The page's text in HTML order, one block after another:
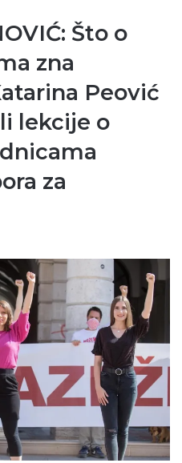
Što o
zna
Peović
lekcije o
za